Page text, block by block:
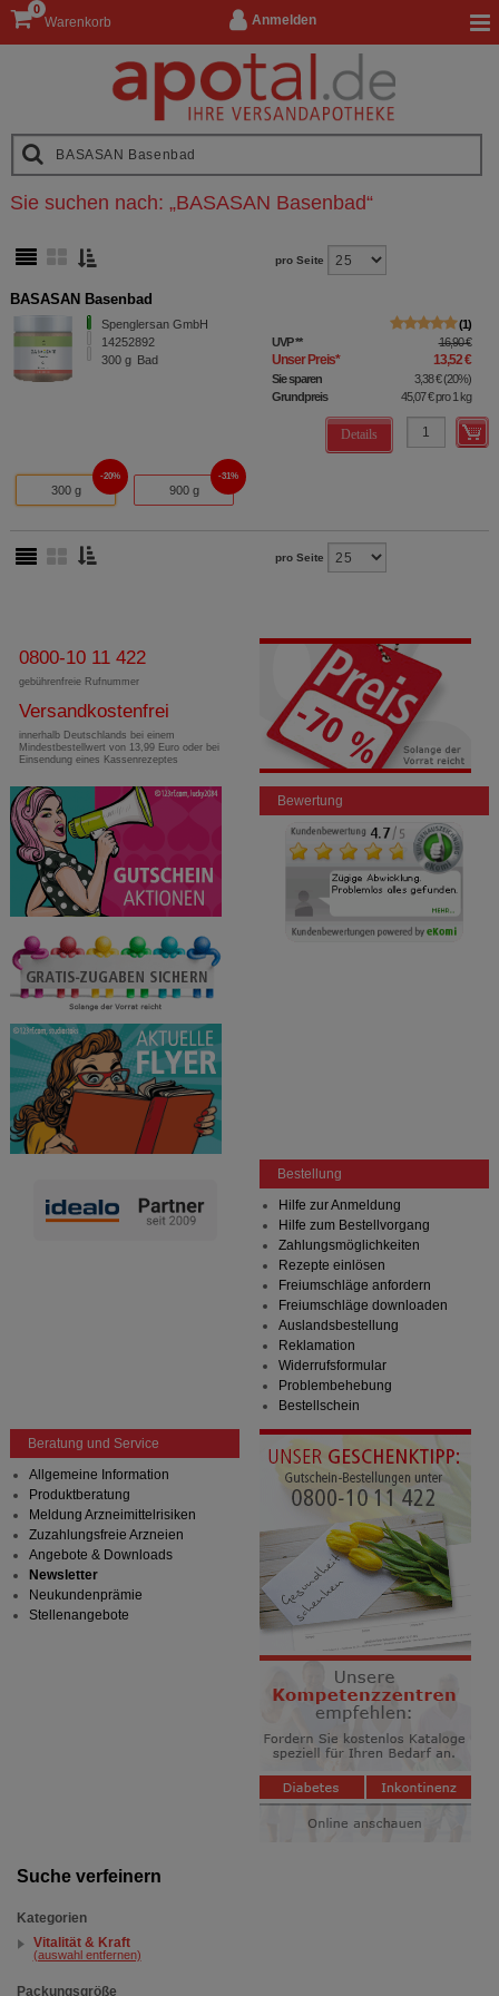
Anmelden
Warenkorb
0
Suche verfeinern
Kategorien
Vitalität & Kraft
(auswahl entfernen)
Packungsgröße
Sie suchen nach: „BASASAN Basenbad“
pro Seite
BASASAN Basenbad
Spenglersan GmbH
14252892
300 g Bad
1
UVP** 16,90 €
Unser Preis* 13,52 €
Sie sparen 3,38 €(20%)
Grundpreis
45,07 €pro 1 kg
Details
300 g
20%
900 g
31%
pro Seite
0800-10 11 422
gebührenfreie Rufnummer
Versandkostenfrei
innerhalb Deutschlands bei einem
Mindestbestellwert von 13,99 Euro oder bei
Einsendung eines Kassenrezeptes
Bewertung
Bestellung
Hilfe zur Anmeldung
Hilfe zum Bestellvorgang
Zahlungsmöglichkeiten
Rezepte einlösen
Freiumschläge anfordern
Freiumschläge downloaden
Auslandsbestellung
Reklamation
Widerrufsformular
Problembehebung
Bestellschein
Beratung und Service
Allgemeine Information
Produktberatung
Meldung Arzneimittelrisiken
Zuzahlungsfreie Arzneien
Angebote & Downloads
Newsletter
Neukundenprämie
Stellenangebote